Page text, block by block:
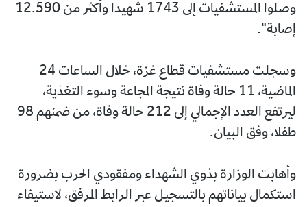
وصلوا المستشفيات إلى 1743 شهيدا وأكثر من 12.590
إصابة".
وسجلت مستشفيات قطاع غزة، خلال الساعات 24
الماضية، 11 حالة وفاة نتيجة المجاعة وسوء التغذية،
ليرتفع العدد الإجمالي إلى 212 حالة وفاة، من ضمنهم 98
طفلا، وفق البيان.
وأهابت الوزارة بذوي الشهداء ومفقودي الحرب بضرورة
استكمال بياناتهم بالتسجيل عبر الرابط المرفق، لاستيفاء